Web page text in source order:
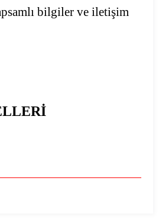
bilgiler ve iletişim